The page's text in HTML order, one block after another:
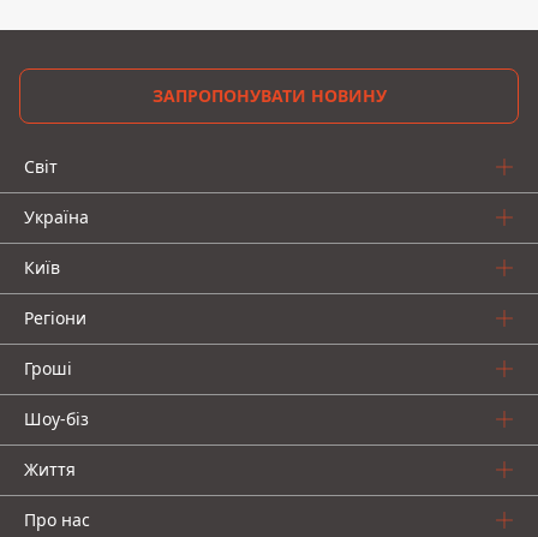
ЗАПРОПОНУВАТИ НОВИНУ
Світ
Україна
Київ
Регіони
Гроші
Шоу-біз
Життя
Про нас